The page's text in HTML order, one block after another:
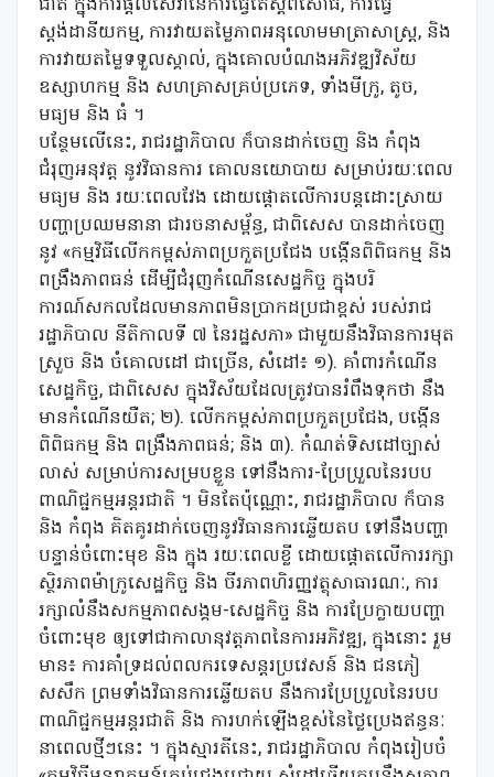
ជាតិ ក្នុងការផ្តល់សេវានៃការធ្វើតេស្តពិសោធ, ការធ្វើ
ស្តង់ដានីយកម្ម, ការវាយតម្លៃភាពអនុលោមមាត្រាសាស្រ្ត, និង
ការវាយតម្លៃទទួលស្គាល់, ក្នុងគោលបំណងអភិវឌ្ឍវិស័យ
ឧស្សាហកម្ម និង សហគ្រាសគ្រប់ប្រភេទ, ទាំងមីក្រូ, តូច,
មធ្យម និង ធំ ។
បន្ថែមលើនេះ, រាជរដ្ឋាភិបាល ក៏បានដាក់ចេញ និង កំពុង
ជំរុញអនុវត្ត នូវវិធានការ គោលនយោបាយ សម្រាប់រយៈពេល
មធ្យម និង រយៈពេលវែង ដោយផ្តោតលើការបន្តដោះស្រាយ
បញ្ហាប្រឈមនានា ជារចនាសម្ព័ន្ធ, ជាពិសេស បានដាក់ចេញ
នូវ «កម្មវិធីលើកកម្ពស់ភាពប្រកួតប្រជែង បង្កើនពិពិធកម្ម និង
ពង្រឹងភាពធន់ ដើម្បីជំរុញកំណើនសេដ្ឋកិច្ច ក្នុងបរិ
ការណ៍សកលដែលមានភាពមិនប្រាកដប្រជាខ្ពស់ របស់រាជ
រដ្ឋាភិបាល នីតិកាលទី ៧ នៃរដ្ឋសភា» ជាមួយនឹងវិធានការមុត
ស្រួច និង ចំគោលដៅ ជាច្រើន, សំដៅ៖ ១). គាំពារកំណើន
សេដ្ឋកិច្ច, ជាពិសេស ក្នុងវិស័យដែលត្រូវបានរំពឹងទុកថា នឹង
មានកំណើនយឺត; ២). លើកកម្ពស់ភាពប្រកួតប្រជែង, បង្កើន
ពិពិធកម្ម និង ពង្រឹងភាពធន់; និង ៣). កំណត់ទិសដៅច្បាស់
លាស់ សម្រាប់ការសម្របខ្លួន ទៅនឹងការ-ប្រែប្រួលនៃរបប
ពាណិជ្ជកម្មអន្តរជាតិ ។ មិនតែប៉ុណ្ណោះ, រាជរដ្ឋាភិបាល ក៏បាន
និង កំពុង គិតគូរដាក់ចេញនូវវិធានការឆ្លើយតប ទៅនឹងបញ្ហា
បន្ទាន់ចំពោះមុខ និង ក្នុង រយៈពេលខ្លី ដោយផ្តោតលើការរក្សា
ស្ថិរភាពម៉ាក្រូសេដ្ឋកិច្ច និង ចីរភាពហិរញ្ញវត្ថុសាធារណៈ, ការ
រក្សាលំនឹងសកម្មភាពសង្គម-សេដ្ឋកិច្ច និង ការប្រែក្លាយបញ្ហា
ចំពោះមុខ ឲ្យទៅជាកាលានុវត្តភាពនៃការអភិវឌ្ឍ, ក្នុងនោះ រួម
មាន៖ ការគាំទ្រដល់ពលករទេសន្តរប្រវេសន៍ និង ជនភៀ
សសឹក ព្រមទាំងវិធានការឆ្លើយតប នឹងការប្រែប្រួលនៃរបប
ពាណិជ្ជកម្មអន្តរជាតិ និង ការហក់ឡើងខ្ពស់នៃថ្លៃប្រេងឥន្ធនៈ
នាពេលថ្មីៗនេះ ។ ក្នុងស្មារតីនេះ, រាជរដ្ឋាភិបាល កំពុងរៀបចំ